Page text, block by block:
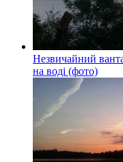
Незвичайний
на воді (фото)